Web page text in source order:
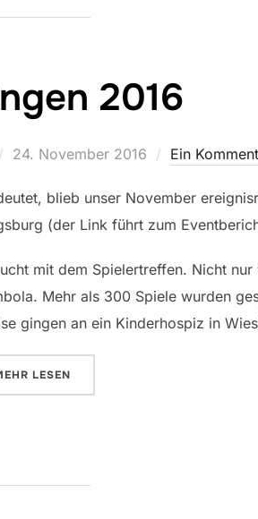
2016
Veröffentlicht
24. November 2016 Ein
blieb unser November
(der Link führt zum
mit dem Spielertreffen. Nicht
Mehr als 300 Spiele wurden
gingen an ein Kinderhospiz in
ÜBER „ALTLEININGEN 2016“
LESEN